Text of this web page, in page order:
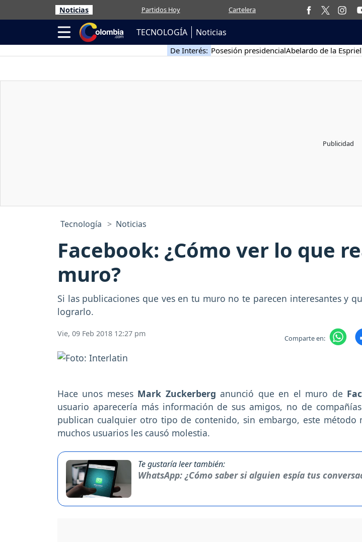
Noticias Partidos Hoy Cartelera
TECNOLOGÍA Noticias
De Interés: Posesión presidencialAbelardo de la
Tecnología Noticias
Facebook: ¿Cómo ver lo que
muro?
Si las publicaciones que ves en tu muro no te parecen interesantes y
lograrlo.
Vie, 09 Feb 2018 12:27 pm Comparte en:
Hace unos meses Mark Zuckerberg anunció que en el muro de
usuario aparecería más información de sus amigos, no de
publican cualquier otro tipo de contenido, sin embargo, este método
muchos usuarios les causó molestia.
Te gustaría leer también:
WhatsApp: ¿Cómo saber si alguien espía tus